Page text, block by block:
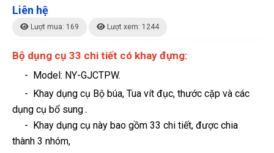
Liên hệ
Lượt mua: 169 Lượt xem: 1244
Bộ dụng cụ 33 chi tiết có khay đựng:
- Model: NY-GJCTPW.
- Khay dụng cụ Bộ búa, Tua vít đục, thước cặp và các
dụng cụ bổ sung.
- Khay dụng cụ này bao gồm 33 chi tiết, được chia
thành 3 nhóm,